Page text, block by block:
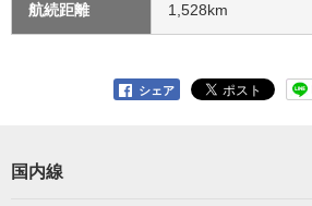
航続距離 1,528km
シェア
国内線